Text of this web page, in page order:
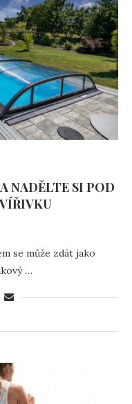
NADĚLTE SI POD
se může zdát jako
…